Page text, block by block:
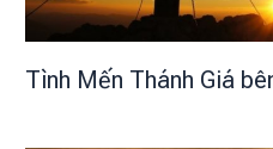
Tình Mến Thánh Giá